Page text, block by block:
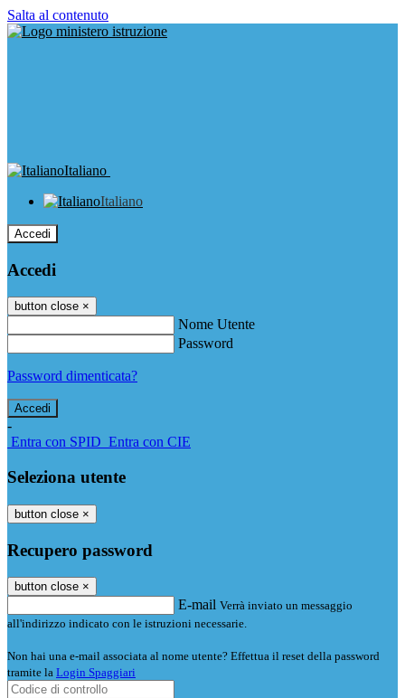
Salta al contenuto
Italiano
Italiano
Accedi
Accedi
button close ×
Nome Utente
Password
Password dimenticata?
-
Entra con SPID Entra con CIE
Seleziona utente
button close ×
Recupero password
button close ×
E-mail Verrà inviato un messaggio
all'indirizzo indicato con le istruzioni necessarie.
Non hai una e-mail associata al nome utente? Effettua il reset della password
tramite la Login Spaggiari